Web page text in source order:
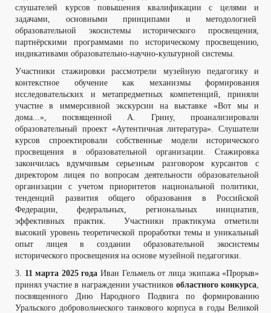
слушателей курсов повышения квалификации с целями и
задачами, основными принципами и методологией
образовательной экосистемы исторического просвещения,
партнёрскими программами по историческому просвещению,
индикативами образовательно-научно-культурной системы.
Участники стажировки рассмотрели музейную педагогику и
контекстное обучение как механизмы формирования
исследовательских и метапредметных компетенций, приняли
участие в иммерсивной экскурсии на выставке «Вот мы и
дома...», посвященной А. Грину, проанализировали
образовательный проект «Аутентичная литература». Слушатели
курсов спроектировали собственные модели исторического
просвещения в образовательной организации. Стажировка
закончилась вдумчивым серьезным разговором курсантов с
директором лицея по вопросам деятельности образовательной
организации с учетом приоритетов национальной политики,
тенденций развития общего образования в Российской
Федерации, федеральных, региональных инициатив,
эффективных практик. Участники практикума отметили
высокий уровень теоретической проработки темы и уникальный
опыт лицея в создании образовательной экосистемы
исторического просвещения на основе музейной педагогики.
3. 11 марта 2025 года Иван Гельмель от лица экипажа «Прорыв»
принял участие в награждении участников областного конкурса,
посвященного Дню Народного Подвига по формированию
Уральского добровольческого танкового корпуса в годы Великой